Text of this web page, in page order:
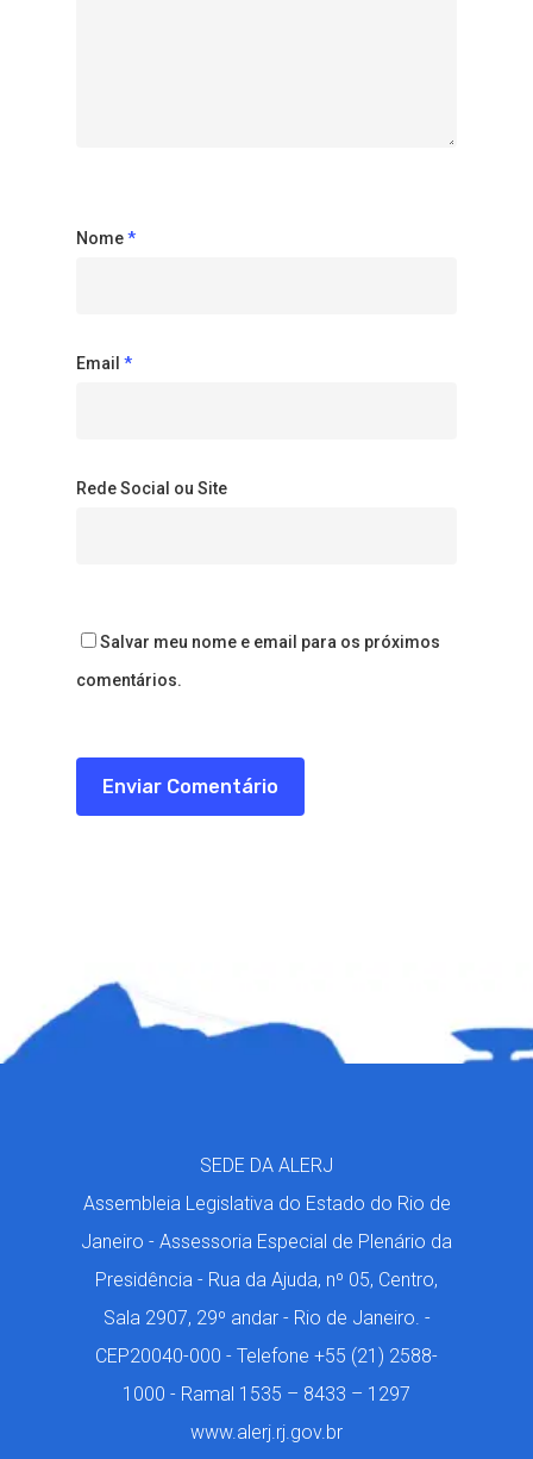
Nome*
Email *
Rede Social ou Site
Salvar meu nome e email para os próximos
comentários.
SEDE DA ALERJ
Assembleia Legislativa do Estado do Rio de
Janeiro - Assessoria Especial de Plenário da
Presidência - Rua da Ajuda, nº 05, Centro,
Sala 2907, 29º andar - Rio de Janeiro. -
CEP20040-000 - Telefone +55 (21) 2588-
1000 - Ramal 1535 – 8433 – 1297
www.alerj.rj.gov.br